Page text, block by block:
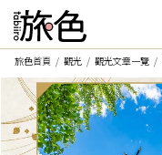
旅色首頁
觀光 觀光文章一覽